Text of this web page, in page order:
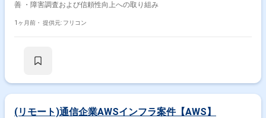
善 ・障害調査および信頼性向上への取り組み
1ヶ月前・ 提供元: フリコン
(リモート)通信企業AWSインフラ案件【AWS】